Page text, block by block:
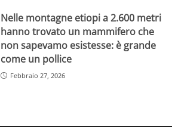
Nelle montagne etiopi a 2.600 metri
hanno trovato un mammifero che
non sapevamo esistesse: è grande
come un pollice
Febbraio 27, 2026